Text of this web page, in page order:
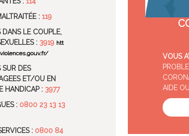
: 119
DANS LE COUPLE,
: 3919 htt
DES
ET/OU EN
HANDICAP : 3977
: 0800 23 13 13
: 0800 84
VOUS
AIDE